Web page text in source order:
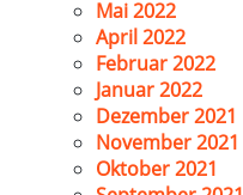
Mai 2022
April 2022
Februar 2022
Januar 2022
Dezember 2021
November 2021
Oktober 2021